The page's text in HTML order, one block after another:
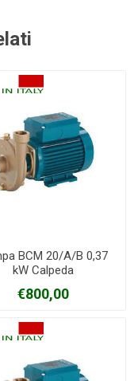
BCM 20/A/B 0,37
kW Calpeda
€800,00